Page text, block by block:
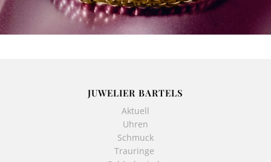
JUWELIER BARTELS
Aktuell
Uhren
Schmuck
Trauringe